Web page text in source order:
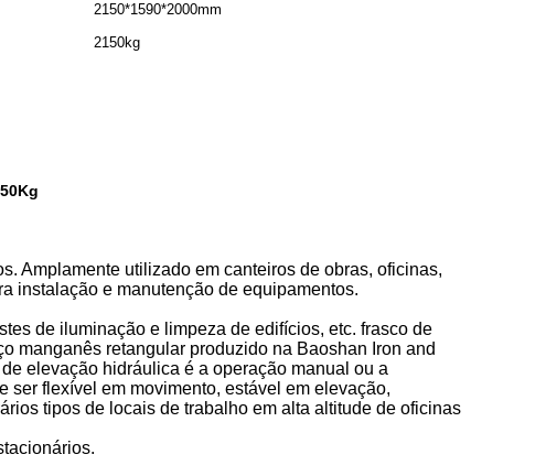
2150*1590*2000mm
2150kg
Amplamente utilizado em canteiros de obras, oficinas,
instalação e manutenção de equipamentos.
de iluminação e limpeza de edifícios, etc. frasco de
manganês retangular produzido na Baoshan Iron and
elevação hidráulica é a operação manual ou a
ser flexível em movimento, estável em elevação,
tipos de locais de trabalho em alta altitude de oficinas